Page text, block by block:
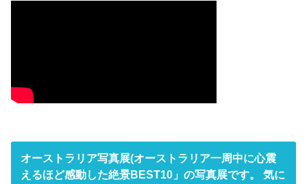
オーストラリア写真展(オーストラリア一周中に心震
えるほど感動した絶景BEST10」の写真展です。 気に